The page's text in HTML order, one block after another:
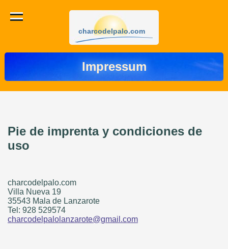
charcodelpalo.com
Impressum
Pie de imprenta y condiciones de
uso
charcodelpalo.com
Villa Nueva 19
35543 Mala de Lanzarote
Tel: 928 529574
charcodelpalolanzarote@gmail.com